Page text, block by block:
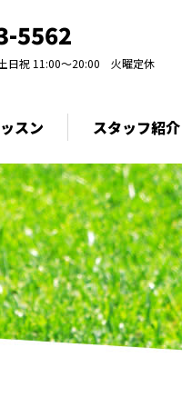
5562
日祝 11:00～20:00 火曜定休
スン
申し込み
スタッフ紹介
ン
申し